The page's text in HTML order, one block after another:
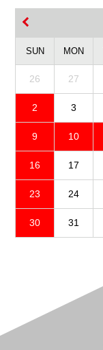
SUN MON
26 27
2 3
9 10
16 17
23 24
30 31